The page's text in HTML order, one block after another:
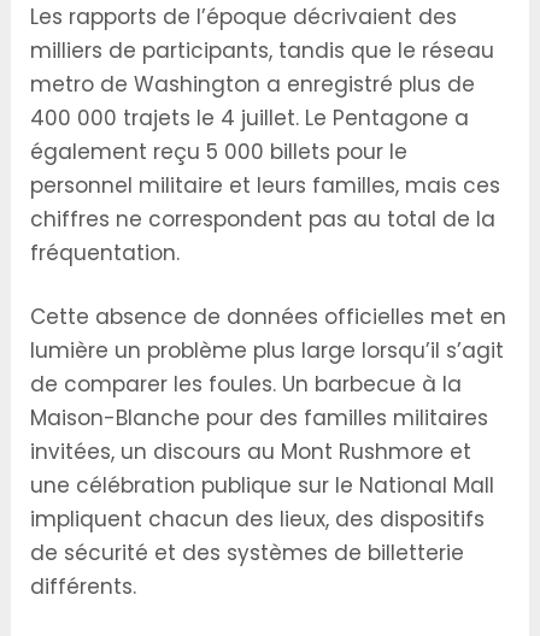
Les rapports de l’époque décrivaient des
milliers de participants, tandis que le réseau
metro de Washington a enregistré plus de
400 000 trajets le 4 juillet. Le Pentagone a
également reçu 5 000 billets pour le
personnel militaire et leurs familles, mais ces
chiffres ne correspondent pas au total de la
fréquentation.
Cette absence de données officielles met en
lumière un problème plus large lorsqu’il s’agit
de comparer les foules. Un barbecue à la
Maison-Blanche pour des familles militaires
invitées, un discours au Mont Rushmore et
une célébration publique sur le National Mall
impliquent chacun des lieux, des dispositifs
de sécurité et des systèmes de billetterie
différents.